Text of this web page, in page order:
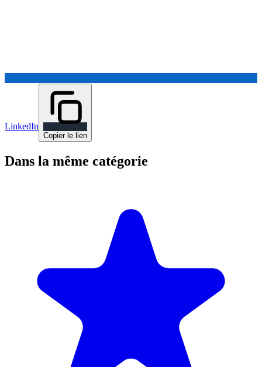
LinkedIn
Copier le lien
Dans la même catégorie